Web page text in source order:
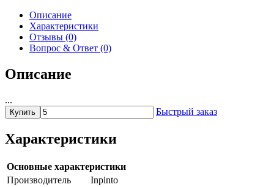
Описание
Характеристики
Отзывы (0)
Вопрос & Ответ (0)
Описание
...
Купить Быстрый заказ
Характеристики
Основные характеристики
Производитель
Inpinto